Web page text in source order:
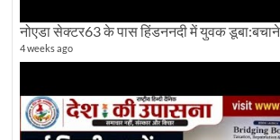
4 weeks ago